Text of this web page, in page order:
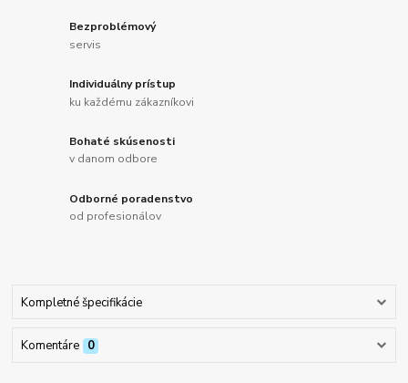
Bezproblémový
servis
Individuálny prístup
ku každému zákazníkovi
Bohaté skúsenosti
v danom odbore
Odborné poradenstvo
od profesionálov
Kompletné špecifikácie
Komentáre 0